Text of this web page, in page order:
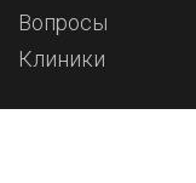
Вопросы
Клиники